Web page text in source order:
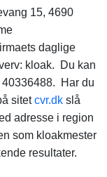
15, 4690
daglige
kloak. Du kan
40336488. Har du
sitetcvr.dk slå
adresse i region
som kloakmester
resultater.